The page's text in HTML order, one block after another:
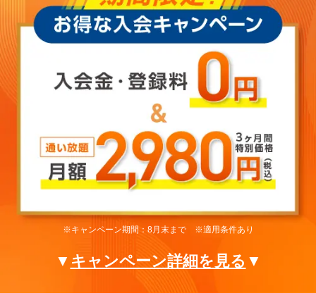
※キャンペーン期間：8月末まで ※適用条件あり
▼ キャンペーン詳細を見る ▼